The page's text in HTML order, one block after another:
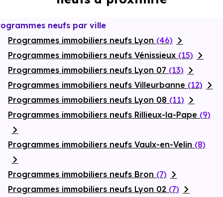
Financer
neufs par ville
Programmes immobiliers neufs Lyon (46)
Programmes immobiliers neufs Vénissieux (15)
Programmes immobiliers neufs Lyon 07 (13)
Programmes immobiliers neufs Villeurbanne (12)
Programmes immobiliers neufs Lyon 08 (11)
Programmes immobiliers neufs Rillieux-la-Pape (9)
Programmes immobiliers neufs Vaulx-en-Velin (8)
Programmes immobiliers neufs Bron (7)
Programmes immobiliers neufs Lyon 02 (7)